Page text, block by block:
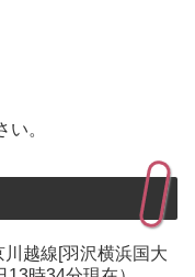
。
川越線[羽沢横浜国大